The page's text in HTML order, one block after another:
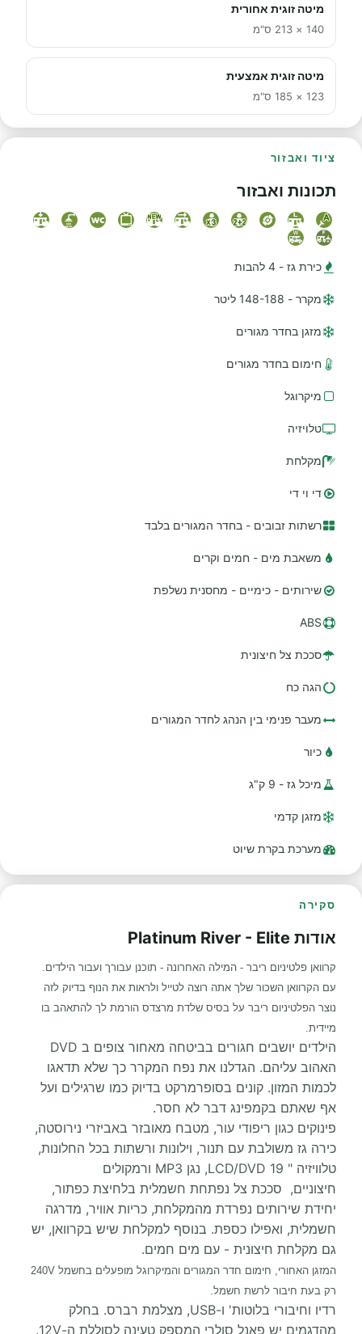
מיטה זוגית אחורית
140 × 213 ס"מ
מיטה זוגית אמצעית
123 × 185 ס"מ
ציוד ואבזור
תכונות ואבזור
כירת גז - 4 להבות
מקרר - 148-188 ליטר
מזגן בחדר מגורים
חימום בחדר מגורים
מיקרוגל
טלויזיה
מקלחת
די וי די
רשתות זבובים - בחדר המגורים בלבד
משאבת מים - חמים וקרים
שירותים - כימיים - מחסנית נשלפת
ABS
סככת צל חיצונית
הגה כח
מעבר פנימי בין הנהג לחדר המגורים
כיור
מיכל גז - 9 ק"ג
מזגן קדמי
מערכת בקרת שיוט
סקירה
אודות Platinum River - Elite
קרוואן פלטיניום ריבר - המילה האחרונה - תוכנן עבורך ועבור הילדים.
עם הקרוואן השכור שלך אתה רוצה לטייל ולראות את הנוף בדיוק לזה
נוצר הפלטיניום ריבר על בסיס שלדת מרצדס הורמת לך להתאהב בו
מיידית.
הילדים יושבים חגורים בביטחה מאחור צופים ב DVD
האהוב עליהם. הגדלנו את נפח המקרר כך שלא תדאגו
לכמות המזון. קונים בסופרמרקט בדיוק כמו שרגילים ועל
אף שאתם בקמפינג דבר לא חסר.
פינוקים כגון ריפודי עור, מטבח מאובזר באביזרי נירוסטה,
כירה גז משולבת עם תנור, וילונות ורשתות בכל החלונות,
טלוויזיה " 19 LCD/DVD, נגן MP3 ורמקולים
חיצוניים, סככת צל נפתחת חשמלית בלחיצת כפתור,
יחידת שירותים נפרדת מהמקלחת, כריות אוויר, מדרגה
חשמלית, ואפילו כספת. בנוסף למקלחת שיש בקרוואן, יש
גם מקלחת חיצונית - עם מים חמים.
המזגן האחורי, חימום חדר המגורים והמיקרוגל מופעלים בחשמל 240V
רק בעת חיבור לרשת חשמל.
רדיו וחיבורי בלוטות' ו-USB, מצלמת רברס. בחלק
מהדגמים יש פאנל סולרי המספק טעינה לסוללת ה-12V.